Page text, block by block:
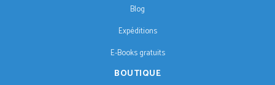
Blog
Expéditions
E-Books gratuits
BOUTIQUE